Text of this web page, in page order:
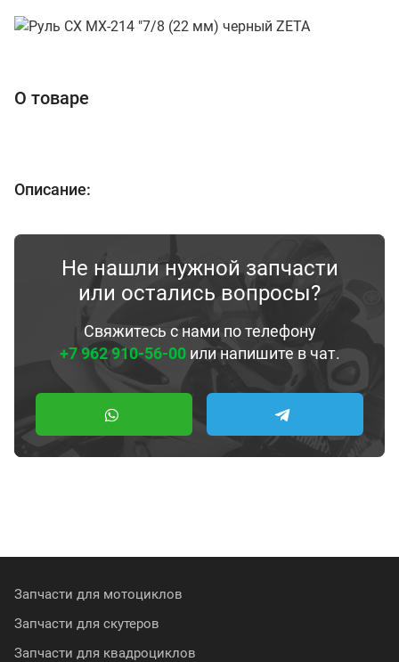
О товаре
Описание:
Не нашли нужной запчасти
или остались вопросы?
Свяжитесь с нами по телефону
+7 962 910-56-00или напишите в чат.
Запчасти для мотоциклов
Запчасти для скутеров
Запчасти для квадроциклов